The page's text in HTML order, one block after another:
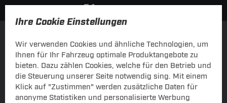
Ihre Cookie Einstellungen
Wir verwenden Cookies und ähnliche Technologien, um
Ihnen für Ihr Fahrzeug optimale Produktangebote zu
bieten. Dazu zählen Cookies, welche für den Betrieb und
die Steuerung unserer Seite notwendig sing. Mit einem
Klick auf "Zustimmen" werden zusätzliche Daten für
anonyme Statistiken und personalisierte Werbung
Einkaufen über Fahrzeug über Schlüsselnummer